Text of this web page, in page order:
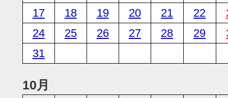
17
18 19 20 21 22
24
25 26 27 28 29
31
10月